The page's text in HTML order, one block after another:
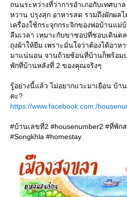
ถนนระหว่างที่ว่าการอำเภอกับเทศบา
หวาน ปรุงสุก อาหารสด รวมถึงผักผล
เครื่องใช้กระจุกกระจิกของพ่อบ้านแ
ลืมเวลา เหมาะกับขาชอปที่ชอบเดินต
ถุงผ้าให้ยืม เพราะมั่นใจว่าต้องได้อา
มาแน่นอน จานถ้วยช้อนที่บ้านก็พร้อมบ
พักที่บ้านหลังที่ 2 ของคุณจริงๆ
รู้อย่างนี้แล้ว ไม่อยากแวะมาเยือน บ้า
คะ?
https://www.facebook.com./
#บ้านเลขที่2 #housenumber2 #ที่พัก
#Songkhla #homestay